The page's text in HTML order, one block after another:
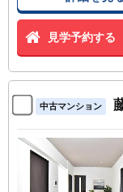
見学予約する
中古マンション